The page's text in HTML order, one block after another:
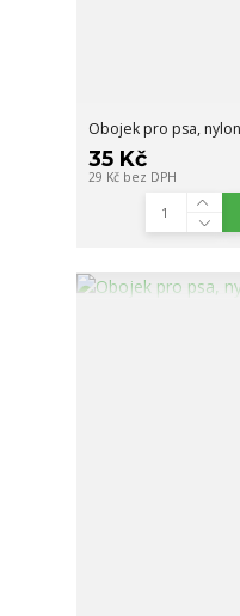
Obojek pro psa,
35 Kč
29 Kč bez DPH